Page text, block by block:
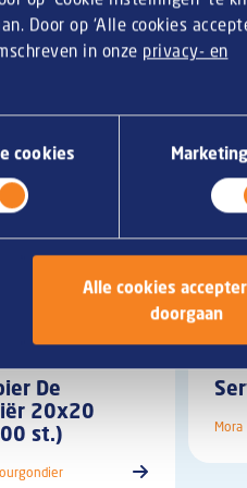
Door op ‘Alle cookies
in onze privacy- en
cookies
Alle cookies
doorgaan
De
20x20
st.)
Mora